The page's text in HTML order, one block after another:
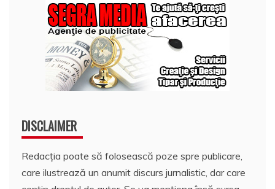
DISCLAIMER
Redacția poate să folosească poze spre publicare,
care ilustrează un anumit discurs jurnalistic, dar care